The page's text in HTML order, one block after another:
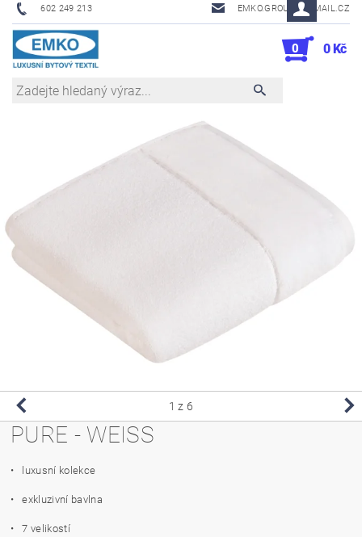
602 249 213 EMKO.GROUSL@EMAIL.CZ
0 0 Kč
1 z 6
PURE - WEISS
• luxusní kolekce
• exkluzivní bavlna
• 7 velikostí